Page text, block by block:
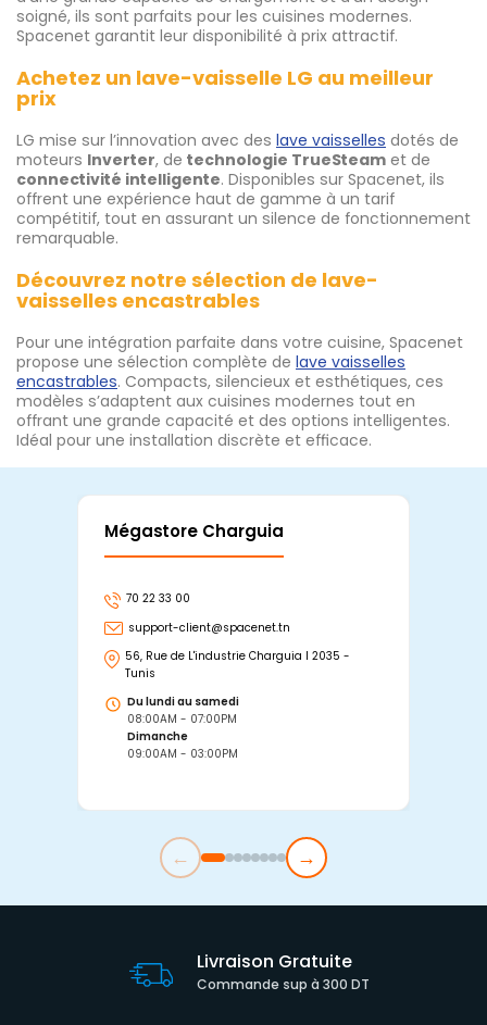
soigné, ils sont parfaits pour les cuisines modernes.
Spacenet garantit leur disponibilité à prix attractif.
Achetez un lave-vaisselle LG au meilleur
prix
LG mise sur l’innovation avec des lave vaisselles dotés de
moteurs Inverter, de technologie TrueSteam et de
connectivité intelligente. Disponibles sur Spacenet, ils
offrent une expérience haut de gamme à un tarif
compétitif, tout en assurant un silence de fonctionnement
remarquable.
Découvrez notre sélection de lave-
vaisselles encastrables
Pour une intégration parfaite dans votre cuisine, Spacenet
propose une sélection complète de lave vaisselles
encastrables. Compacts, silencieux et esthétiques, ces
modèles s’adaptent aux cuisines modernes tout en
offrant une grande capacité et des options intelligentes.
Idéal pour une installation discrète et efficace.
Mégastore Charguia
70 22 33 00
support-client@spacenet.tn
56, Rue de L'industrie Charguia I 2035 -
Tunis
Du lundi au samedi
08:00AM - 07:00PM
Dimanche
09:00AM - 03:00PM
← →
Livraison Gratuite
Commande sup à 300 DT